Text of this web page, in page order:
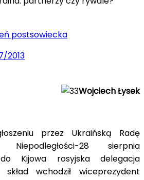
postsowiecka
2013
Wojciech Łysek
przez Ukraińską Radę
28 sierpnia
Kijowa rosyjska delegacja
wchodził wiceprezydent